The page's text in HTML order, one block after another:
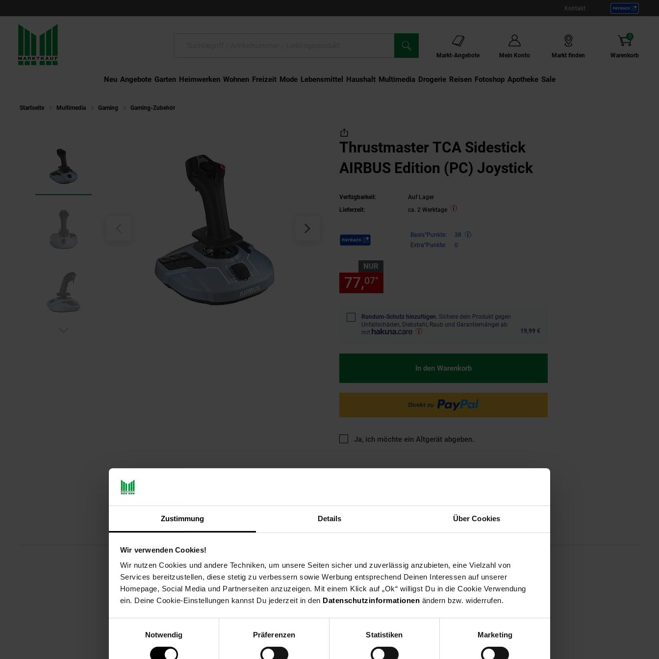
Zustimmung Details Über Cookies
Wir verwenden Cookies!
Wir nutzen Cookies und andere Techniken, um unsere Seiten sicher und zuverlässig anzubieten, eine Vielzahl von
Services bereitzustellen, diese stetig zu verbessern sowie Werbung entsprechend Deinen Interessen auf unserer
Homepage, Social Media und Partnerseiten anzuzeigen. Mit einem Klick auf „Ok“ willigst Du in die Cookie Verwendung
ein. Deine Cookie-Einstellungen kannst Du jederzeit in den Datenschutzinformationen ändern bzw. widerrufen.
Notwendig
Präferenzen Statistiken Marketing
Kontakt
Markt-Angebote Mein Konto Markt finden Warenkorb
0
Artikel
Neu Angebote Garten Heimwerken Wohnen Freizeit Mode Lebensmittel Haushalt Multimedia Drogerie Externer Link:
Reisen Externer Link:
Fotoshop Externer Link:
Apotheke Sale
Startseite Multimedia Gaming Gaming-Zubehör
Thrustmaster TCA Sidestick
AIRBUS Edition (PC) Joystick
Verfügbarkeit:
Auf Lager
Lieferzeit:
ca. 2 Werktage
Payback Punkte Basis°Punkte:
38
Extra°Punkte:
0
NUR
77,07*
Rundum-Schutz hinzufügen. Sichere dein Produkt gegen
Unfallschäden, Diebstahl, Raub und Garantiemängel ab
mit
19,99 €
In den Warenkorb
Ja, ich möchte ein Altgerät abgeben.
Produktbeschreibung Versandinformationen
Ergonomische Nachbildung des weltberühmten Airbus-Steuerknüppels. Beidhändig nutzbarer Steuerknüppel mit austauschbaren
Tastenmodulen unter Einsatz spezieller Magnetsensor-Technologie und integrierter Airliner-Funktionen. Kompatibel mit PC.
Artikelnummer: 3092810000